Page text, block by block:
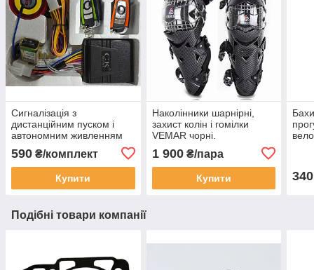
Сигналізація з
дистанційним пуском і
автономним живленням
590 ₴/комплект
Купити
Наколінники шарнірні,
захист колін і гомілки
VEMAR чорні.
1 900₴/пара
Купити 340
Подібні товари компанії